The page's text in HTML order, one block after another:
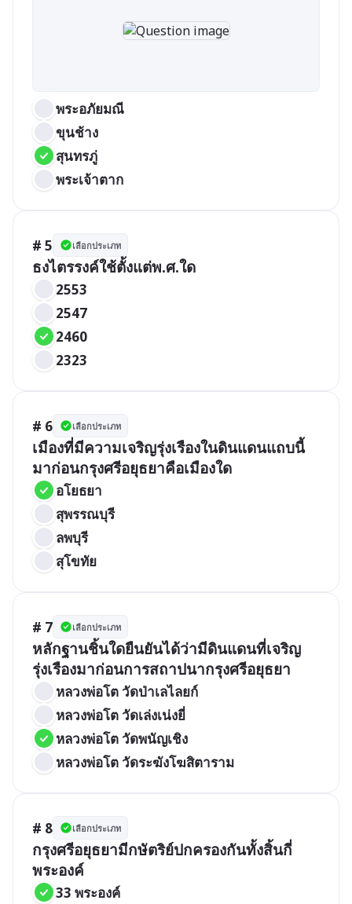
พระอภัยมณี
ขุนช้าง
สุนทรภู่
พระเจ้าตาก
# 5 เลือกประเภท
ธงไตรรงค์ใช้ตั้งแต่พ.ศ.ใด
2553
2547
2460
2323
# 6 เลือกประเภท
เมืองที่มีความเจริญรุ่งเรืองในดินแดนแถบนี้
มาก่อนกรุงศรีอยุธยาคือเมืองใด
อโยธยา
สุพรรณบุรี
ลพบุรี
สุโขทัย
# 7 เลือกประเภท
หลักฐานชิ้นใดยืนยันได้ว่ามีดินแดนที่เจริญ
รุ่งเรืองมาก่อนการสถาปนากรุงศรีอยุธยา
หลวงพ่อโต วัดป่าเลไลยก์
หลวงพ่อโต วัดเล่งเน่งยี่
หลวงพ่อโต วัดพนัญเชิง
หลวงพ่อโต วัดระฆังโฆสิตาราม
# 8 เลือกประเภท
กรุงศรีอยุธยามีกษัตริย์ปกครองกันทั้งสิ้นกี่
พระองค์
33 พระองค์